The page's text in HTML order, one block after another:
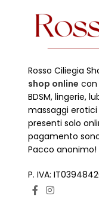
Rosso Ciliegia
shop online con
BDSM, lingerie,
massaggi
presenti solo
pagamento
Pacco anonimo!
P. IVA: